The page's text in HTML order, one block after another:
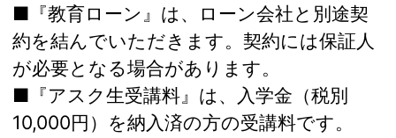
■『教育ローン』は、ローン会社と別途契
約を結んでいただきます。契約には保証人
が必要となる場合があります。
■『アスク生受講料』は、入学金（税別
10,000円）を納入済の方の受講料です。